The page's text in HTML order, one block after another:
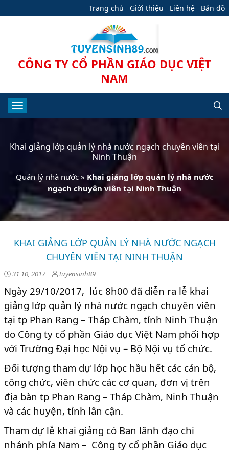
Trang chủ Giới thiệu Liên hệ Bản đồ
CÔNG TY CỔ PHẦN GIÁO DỤC VIỆT
NAM
Khai giảng lớp quản lý nhà nước ngạch chuyên viên tại
Ninh Thuận
Quản lý nhà nước» Khai giảng lớp quản lý nhà nước
ngạch chuyên viên tại Ninh Thuận
KHAI GIẢNG LỚP QUẢN LÝ NHÀ NƯỚC NGẠCH
CHUYÊN VIÊN TẠI NINH THUẬN
31 10, 2017 tuyensinh89
Ngày 29/10/2017, lúc 8h00 đã diễn ra lễ khai
giảng lớp quản lý nhà nước ngạch chuyên viên
tại tp Phan Rang – Tháp Chàm, tỉnh Ninh Thuận
do Công ty cổ phần Giáo dục Việt Nam phối hợp
với Trường Đại học Nội vụ – Bộ Nội vụ tổ chức.
Đối tượng tham dự lớp học hầu hết các cán bộ,
công chức, viên chức các cơ quan, đơn vị trên
địa bàn tp Phan Rang – Tháp Chàm, Ninh Thuận
và các huyện, tỉnh lân cận.
Tham dự lễ khai giảng có Ban lãnh đạo chi
nhánh phía Nam – Công ty cổ phần Giáo dục